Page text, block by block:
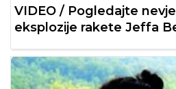
VIDEO / Pogledajte
eksplozije rakete Jeffa